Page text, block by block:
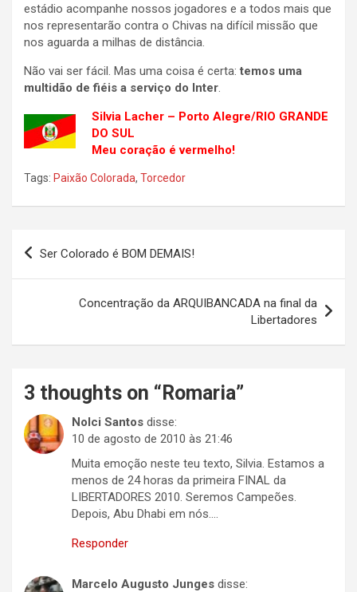
estádio acompanhe nossos jogadores e a todos mais que
nos representarão contra o Chivas na difícil missão que
nos aguarda a milhas de distância.
Não vai ser fácil. Mas uma coisa é certa:temos uma
multidão de fiéis a serviço do Inter.
Silvia Lacher – Porto Alegre/RIO GRANDE
DO SUL
Meu coração é vermelho!
Tags: Paixão Colorada, Torcedor
Navegação
Ser Colorado é BOM DEMAIS!
Concentração da ARQUIBANCADA na final da
Libertadores
3 thoughts on “ Romaria”
Nolci Santos disse:
10 de agosto de 2010 às 21:46
Muita emoção neste teu texto, Silvia. Estamos a
menos de 24 horas da primeira FINAL da
LIBERTADORES 2010. Seremos Campeões.
Depois, Abu Dhabi em nós….
Responder
Marcelo Augusto Junges disse: